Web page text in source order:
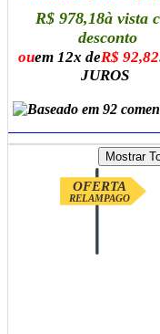
R$ 978,18à vista
desconto
ouem 12x deR$ 92,82
JUROS
OFERTA
RELAMPAGO